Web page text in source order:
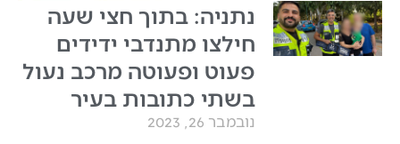
נתניה: בתוך חצי שעה
חילצו מתנדבי ידידים
פעוט ופעוטה מרכב נעול
בשתי כתובות בעיר
נובמבר 26, 2023